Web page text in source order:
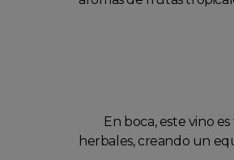
En boca, este vino
herbales, creando un